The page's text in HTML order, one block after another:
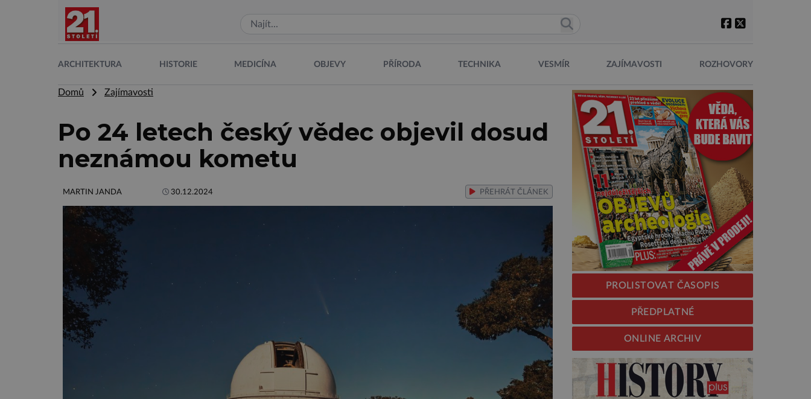
ARCHITEKTURA HISTORIE MEDICÍNA OBJEVY PŘÍRODA TECHNIKA VESMÍR ZAJÍMAVOSTI ROZHOVORY
Domů Zajímavosti
Po 24 letech český vědec objevil dosud
neznámou kometu
MARTIN JANDA 30.12.2024 PŘEHRÁT ČLÁNEK
PROLISTOVAT ČASOPIS
PŘEDPLATNÉ
ONLINE ARCHIV